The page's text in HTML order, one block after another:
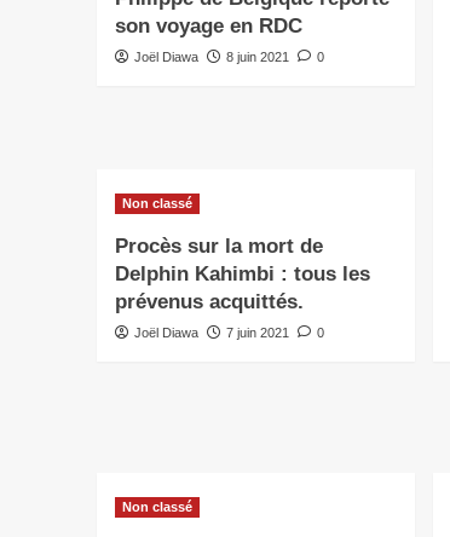
son voyage en RDC
Joël Diawa 8 juin 2021 0
Non classé
Procès sur la mort de
Delphin Kahimbi : tous les
prévenus acquittés.
Joël Diawa 7 juin 2021 0
Non classé